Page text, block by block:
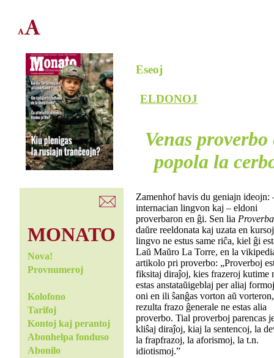
MONATO
Nova!
Provnumeroj
Kolofono
Tarifoj
Kontoj kaj perantoj
Abonhelpa fonduso
Abonilo
Eseoj
ELDONOJ
Venas proverbo
popola la
Zamenhof havis du geniajn ideojn:
internacian lingvon kaj – eldoni
proverbaron en ĝi. Sen lia
daŭre reeldonata kaj uzata en
lingvo ne estus same riĉa, kiel ĝi
Laŭ Maŭro La Torre, en la
artikolo pri proverbo: „Proverboj
fiksitaj diraĵoj, kies frazeroj kutime
estas anstataŭigeblaj per aliaj
oni en ili ŝanĝas vorton aŭ
rezulta frazo ĝenerale ne estas alia
proverbo. Tial proverboj parencas
kliŝaj diraĵoj, kiaj la sentencoj, la
la frapfrazoj, la aforismoj, la t.n.
idiotismoj.”